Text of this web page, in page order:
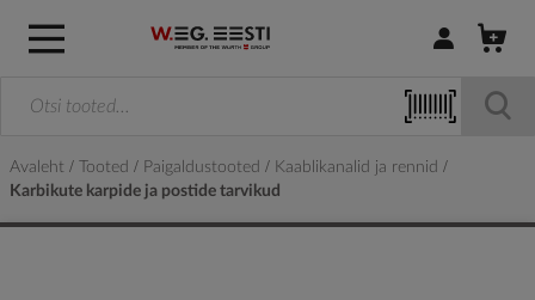
Logi sisse /
Avaleht Tooted Paigaldustooted
Kaablikanalid ja rennid
Karbikute karpide ja postide tarvikud